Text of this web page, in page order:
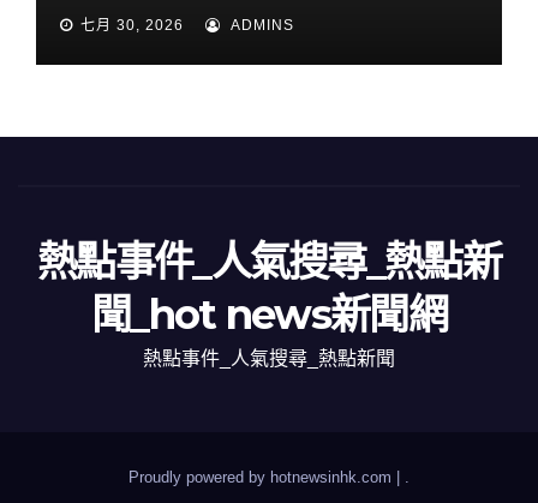
七月 30, 2026 ADMINS
熱點事件_人氣搜尋_熱點新
聞_hot news新聞網
熱點事件_人氣搜尋_熱點新聞
Proudly powered by hotnewsinhk.com |